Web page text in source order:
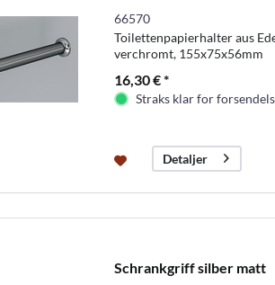
66570
Toilettenpapierhalter aus
verchromt, 155x75x56mm
16,30 € *
Straks klar for
Detaljer
Schrankgriff silber matt